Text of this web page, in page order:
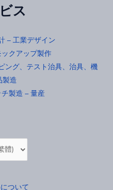
ス
– 工業デザイン
クアップ製作
ング、テスト治具、治具、機
製造
製造 – 量産
ついて